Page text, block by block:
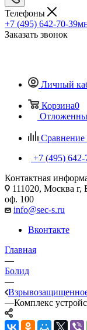
Телефоны
+7 (495) 642-70-39
Заказать звонок
Личный
Корзина0
Сравнение
+7 (495) 642-
Контактная
111020, Москва г,
оф. 100
info@sec-s.ru
Вконтакте
Главная
—
Болид
—
—Комплекс